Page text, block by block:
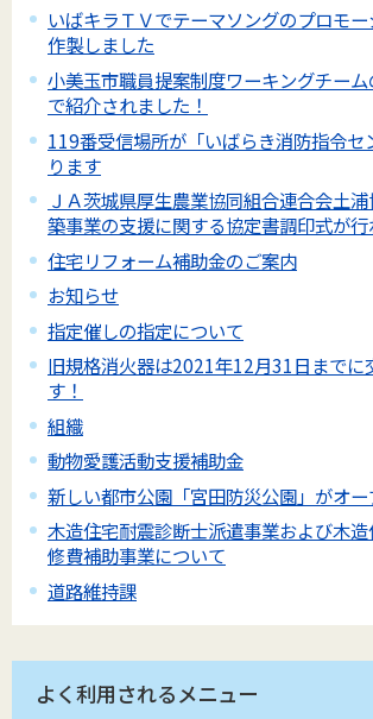
いばキラＴＶでテーマソングのプロモ
作製しました
小美玉市職員提案制度ワーキングチー
で紹介されました！
119番受信場所が「いばらき消防指令セ
ります
ＪＡ茨城県厚生農業協同組合連合会土
築事業の支援に関する協定書調印式が行
住宅リフォーム補助金のご案内
お知らせ
指定催しの指定について
旧規格消火器は2021年12月31日までに
す！
組織
動物愛護活動支援補助金
新しい都市公園「宮田防災公園」がオー
木造住宅耐震診断士派遣事業および木
修費補助事業について
道路維持課
よく利用されるメニュー